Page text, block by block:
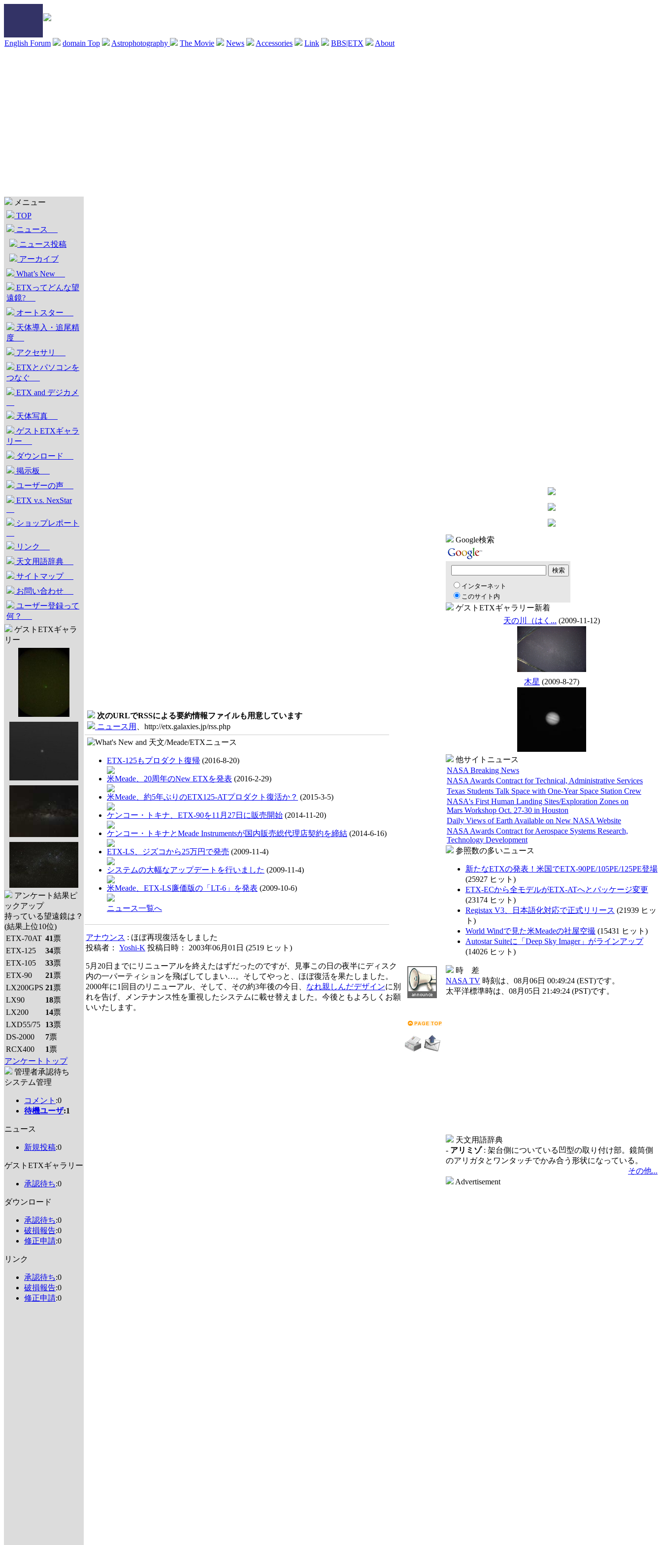
English Forum domain Top Astrophotography The Movie News Accessories Link BBS|ETX About
メニュー
TOP
ニュース
ニュース投稿
アーカイブ
What’s New
ETXってどんな望
遠鏡?
オートスター
天体導入・追尾精
度
アクセサリ
ETXとパソコンを
つなぐ
ETX and デジカメ
天体写真
ゲストETXギャラ
リー
ダウンロード
掲示板
ユーザーの声
ETX v.s. NexStar
ショップレポート
リンク
天文用語辞典
サイトマップ
お問い合わせ
ユーザー登録って
何？
ゲストETXギャラ
リー
アンケート結果ピ
ックアップ
持っている望遠鏡は？
(結果上位10位)
ETX-70AT 41票
ETX-125
34票
ETX-105
33票
ETX-90
21票
LX200GPS 21票
LX90
18票
LX200
14票
LXD55/75
13票
DS-2000
7票
RCX400
1票
アンケートトップ
管理者承認待ち
システム管理
コメント :0
待機ユーザ:1
ニュース
新規投稿:0
ゲストETXギャラリー
承認待ち:0
ダウンロード
承認待ち:0
破損報告:0
修正申請:0
リンク
承認待ち:0
破損報告:0
修正申請:0
次のURLでRSSによる要約情報ファイルも用意しています
ニュース用
、http://etx.galaxies.jp/rss.php
ETX-125もプロダクト復帰 (2016-8-20)
米Meade、20周年のNew ETXを発表 (2016-2-29)
米Meade、約5年ぶりのETX125-ATプロダクト復活か？ (2015-3-5)
ケンコー・トキナ、ETX-90を11月27日に販売開始 (2014-11-20)
ケンコー・トキナとMeade Instrumentsが国内販売総代理店契約を締結 (2014-6-16)
ETX-LS、ジズコから25万円で発売 (2009-11-4)
システムの大幅なアップデートを行いました (2009-11-4)
米Meade、ETX-LS廉価版の「LT-6」を発表 (2009-10-6)
ニュース一覧へ
アナウンス : ほぼ再現復活をしました
投稿者： Yoshi-K 投稿日時： 2003年06月01日 (2519 ヒット )
5月20日までにリニューアルを終えたはずだったのですが、見事この日の夜半にディスク
内の一パーティションを飛ばしてしまい…。そしてやっと、ほぼ復活を果たしました。
2000年に1回目のリニューアル、そして、その約3年後の今日、 なれ親しんだデザインに別
れを告げ、メンテナンス性を重視したシステムに載せ替えました。今後ともよろしくお願
いいたします。
Google検索
インターネット
このサイト内
ゲストETXギャラリー新着
天の川（はく... (2009-11-12)
木星 (2009-8-27)
他サイトニュース
NASA Breaking News
NASA Awards Contract for Technical, Administrative Services
Texas Students Talk Space with One-Year Space Station Crew
NASA's First Human Landing Sites/Exploration Zones on
Mars Workshop Oct. 27-30 in Houston
Daily Views of Earth Available on New NASA Website
NASA Awards Contract for Aerospace Systems Research,
Technology Development
参照数の多いニュース
新たなETXの発表！米国でETX-90PE/105PE/125PE登場
(25927 ヒット)
ETX-ECから全モデルがETX-ATへとパッケージ変更
(23174 ヒット)
Registax V3、日本語化対応で正式リリース (21939 ヒッ
ト)
World Windで見た米Meadeの社屋空撮 (15431 ヒット)
Autostar Suiteに「Deep Sky Imager」がラインアップ
(14026 ヒット)
時 差
NASA TV 時刻は、08月06日 00:49:24 (EST)です。
太平洋標準時は、08月05日 21:49:24 (PST)です。
天文用語辞典
- アリミゾ: 架台側についている凹型の取り付け部。鏡筒側
のアリガタとワンタッチでかみ合う形状になっている。
その他...
Advertisement